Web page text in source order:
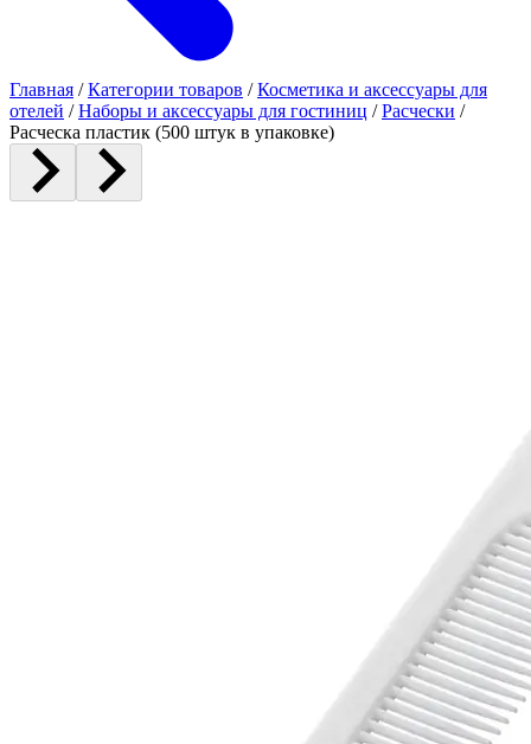
Главная / Категории товаров / Косметика и аксессуары для
отелей / Наборы и аксессуары для гостиниц / Расчески /
Расческа пластик (500 штук в упаковке)